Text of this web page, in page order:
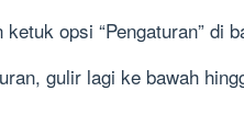
opsi “Pengaturan” di
gulir lagi ke bawah